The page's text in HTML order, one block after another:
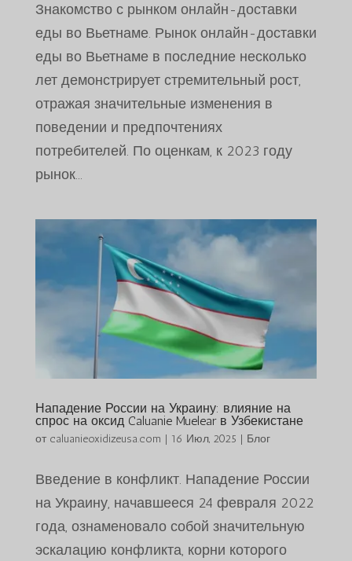
Знакомство с рынком онлайн-доставки
еды во Вьетнаме. Рынок онлайн-доставки
еды во Вьетнаме в последние несколько
лет демонстрирует стремительный рост,
отражая значительные изменения в
поведении и предпочтениях
потребителей. По оценкам, к 2023 году
рынок...
Нападение России на Украину: влияние на
спрос на оксид Caluanie Muelear в Узбекистане
от caluanieoxidizeusa.com | 16 Июл, 2025 | Блог
Введение в конфликт. Нападение России
на Украину, начавшееся 24 февраля 2022
года, ознаменовало собой значительную
эскалацию конфликта, корни которого